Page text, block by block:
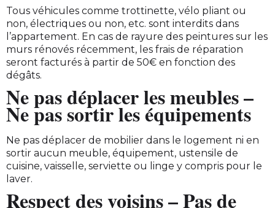
Tous véhicules comme trottinette, vélo pliant ou
non, électriques ou non, etc. sont interdits dans
l’appartement. En cas de rayure des peintures sur les
murs rénovés récemment, les frais de réparation
seront facturés à partir de 50€ en fonction des
dégâts.
Ne pas déplacer les meubles –
Ne pas sortir les équipements
Ne pas déplacer de mobilier dans le logement ni en
sortir aucun meuble, équipement, ustensile de
cuisine, vaisselle, serviette ou linge y compris pour le
laver.
Respect des voisins – Pas de